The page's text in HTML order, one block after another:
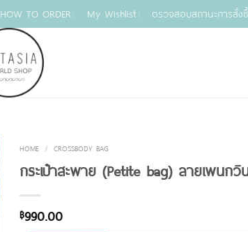
HOW TO ORDER My Wishlist ตรวจสอบสถานะการสั่ง
HOME / CROSSBODY BAG
กระเป๋าสะพาย (Petite bag) ลายเพนกวิ
฿990.00